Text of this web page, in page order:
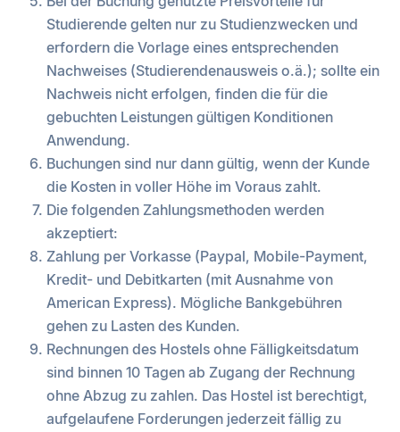
Studierende gelten nur zu Studienzwecken und
erfordern die Vorlage eines entsprechenden
Nachweises (Studierendenausweis o.ä.); sollte ein
Nachweis nicht erfolgen, finden die für die
gebuchten Leistungen gültigen Konditionen
Anwendung.
Buchungen sind nur dann gültig, wenn der Kunde
die Kosten in voller Höhe im Voraus zahlt.
Die folgenden Zahlungsmethoden werden
akzeptiert:
Zahlung per Vorkasse (Paypal, Mobile-Payment,
Kredit- und Debitkarten (mit Ausnahme von
American Express). Mögliche Bankgebühren
gehen zu Lasten des Kunden.
Rechnungen des Hostels ohne Fälligkeitsdatum
sind binnen 10 Tagen ab Zugang der Rechnung
ohne Abzug zu zahlen. Das Hostel ist berechtigt,
aufgelaufene Forderungen jederzeit fällig zu